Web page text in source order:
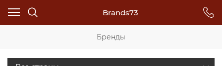
Brands73
Бренды